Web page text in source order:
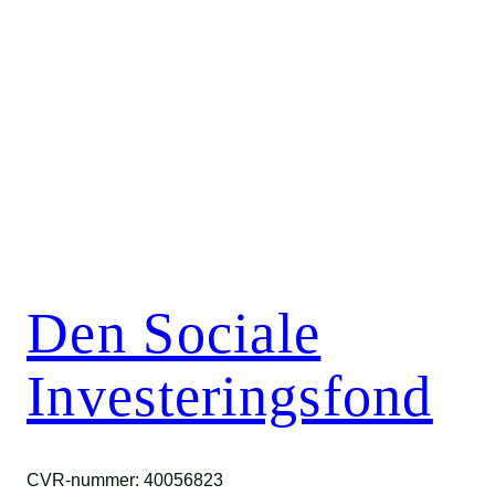
Den Sociale
Investeringsfond
CVR-nummer: 40056823